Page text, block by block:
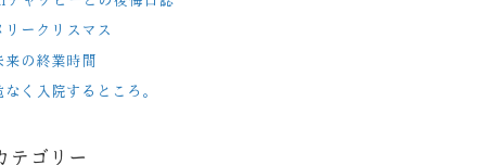
リークリスマス
来の終業時間
なく入院するところ。
テゴリー